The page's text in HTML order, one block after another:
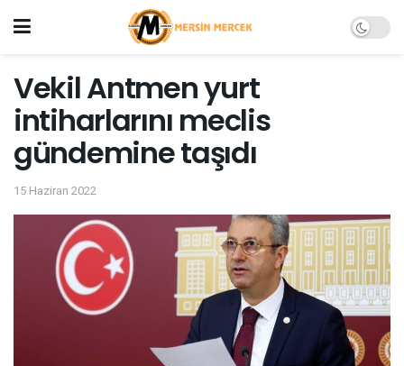
Vekil Antmen yurt
intiharlarını meclis
gündemine taşıdı
15 Haziran 2022